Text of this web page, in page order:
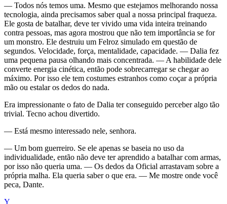
— Todos nós temos uma. Mesmo que estejamos melhorando nossa
tecnologia, ainda precisamos saber qual a nossa principal fraqueza.
Ele gosta de batalhar, deve ter vivido uma vida inteira treinando
contra pessoas, mas agora mostrou que não tem importância se for
um monstro. Ele destruiu um Felroz simulado em questão de
segundos. Velocidade, força, mentalidade, capacidade. — Dalia fez
uma pequena pausa olhando mais concentrada. — A habilidade dele
converte energia cinética, então pode sobrecarregar se chegar ao
máximo. Por isso ele tem costumes estranhos como coçar a própria
mão ou estalar os dedos do nada.
Era impressionante o fato de Dalia ter conseguido perceber algo tão
trivial. Tecno achou divertido.
— Está mesmo interessado nele, senhora.
— Um bom guerreiro. Se ele apenas se baseia no uso da
individualidade, então não deve ter aprendido a batalhar com armas,
por isso não queria uma. — Os dedos da Oficial arrastavam sobre a
própria malha. Ela queria saber o que era. — Me mostre onde você
peca, Dante.
Y